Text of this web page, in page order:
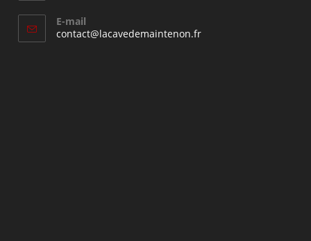
E-mail
contact@lacavedemaintenon.frS’ouvre